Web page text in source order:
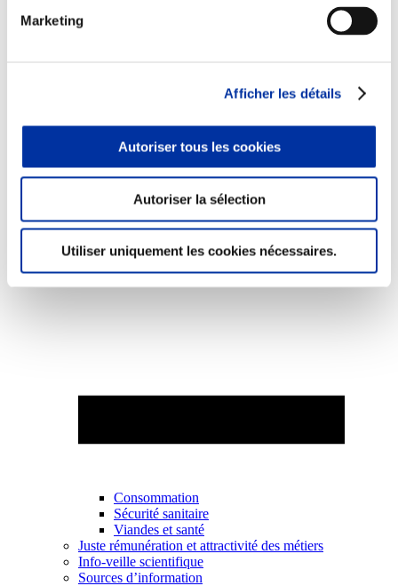
Marketing
Afficher les détails
Autoriser tous les cookies
Autoriser la sélection
Utiliser uniquement les cookies nécessaires.
Elevage
Abattoir
Partenaire Climat
Alimentation de qualité, raisonnée et durable
Consommation
Sécurité sanitaire
Viandes et santé
Juste rémunération et attractivité des métiers
Info-veille scientifique
Sources d’information